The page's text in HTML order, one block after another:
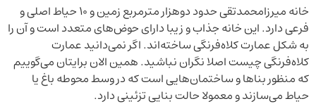
خانه میرزامحمدتقی حدود دوهزار مترمربع زمین و ۱۰ حیاط اصلی و
فرعی دارد. این خانه جذاب و زیبا دارای حوض‌های متعدد است و آن را
به شکل عمارت کلاه‌فرنگی ساخته‌اند. اگر نمی‌دانید عمارت
کلاه‌فرنگی چیست اصلا نگران نباشید. همین الان برایتان می‌گوییم
که منظور بناها و ساختمان‌هایی است که در وسط محوطه باغ یا
حیاط می‌سازند و معمولا حالت بنایی تزئینی دارد.